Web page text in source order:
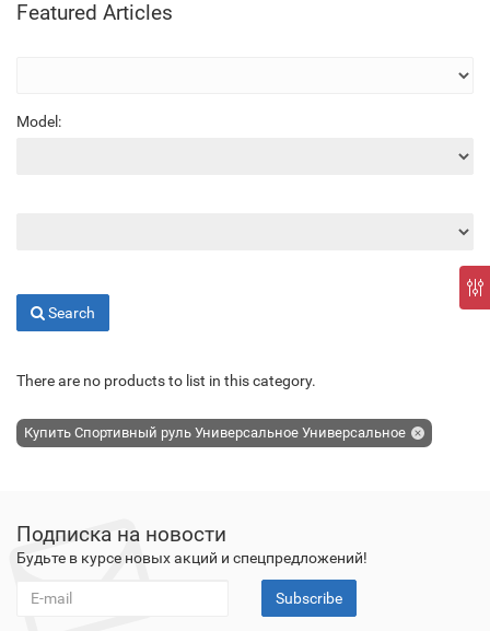
Featured Articles
Model:
Search
There are no products to list in this category.
Купить Спортивный руль Универсальное Универсальное
Подписка на новости
Будьте в курсе новых акций и спецпредложений!
Subscribe